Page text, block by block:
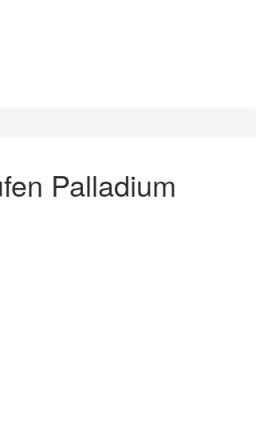
Palladium